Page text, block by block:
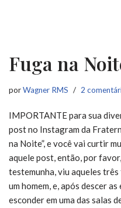
Fuga na
porWagner RMS 2
IMPORTANTE para sua
post no Instagram da
na Noite”, e você vai curtir
aquele post, então, por
testemunha, viu aqueles
um homem, e, após descer
esconder em uma das salas